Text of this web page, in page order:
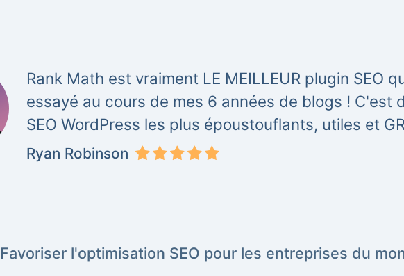
Rank Math est vraiment LE MEILLEUR plugin SEO
essayé au cours de mes 6 années de blogs ! C'est
SEO WordPress les plus époustouflants, utiles et
Ryan Robinson
Favoriser l'optimisation SEO pour les entreprises du